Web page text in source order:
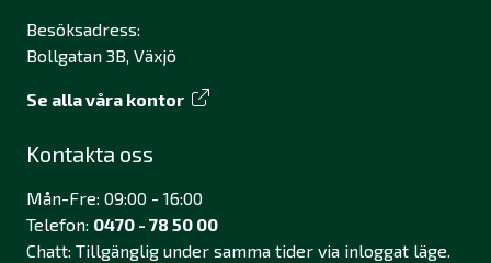
Besöksadress:
Bollgatan 3B, Växjö
Se alla våra kontor
Kontakta oss
Mån-Fre: 09:00 - 16:00
Telefon: 0470 - 78 50 00
Chatt: Tillgänglig under samma tider via inloggat läge.